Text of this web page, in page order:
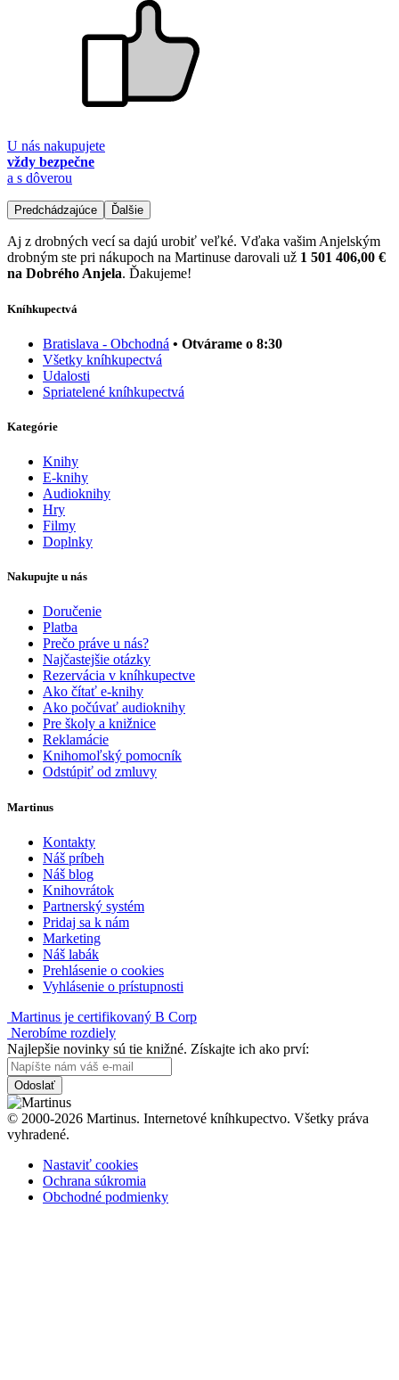
U nás nakupujete
vždy bezpečne
a s dôverou
Predchádzajúce Ďalšie
Aj z drobných vecí sa dajú urobiť veľké. Vďaka vašim Anjelským
drobným ste pri nákupoch na Martinuse darovali už 1 501 406,00 €
na Dobrého Anjela. Ďakujeme!
Kníhkupectvá
Bratislava - Obchodná • Otvárame o 8:30
Všetky kníhkupectvá
Udalosti
Spriatelené kníhkupectvá
Kategórie
Knihy
E-knihy
Audioknihy
Hry
Filmy
Doplnky
Nakupujte u nás
Doručenie
Platba
Prečo práve u nás?
Najčastejšie otázky
Rezervácia v kníhkupectve
Ako čítať e-knihy
Ako počúvať audioknihy
Pre školy a knižnice
Reklamácie
Knihomoľský pomocník
Odstúpiť od zmluvy
Martinus
Kontakty
Náš príbeh
Náš blog
Knihovrátok
Partnerský systém
Pridaj sa k nám
Marketing
Náš labák
Prehlásenie o cookies
Vyhlásenie o prístupnosti
Martinus je certifikovaný B Corp
Nerobíme rozdiely
Najlepšie novinky sú tie knižné. Získajte ich ako prví:
Odoslať
© 2000-2026 Martinus. Internetové kníhkupectvo. Všetky práva
vyhradené.
Nastaviť cookies
Ochrana súkromia
Obchodné podmienky